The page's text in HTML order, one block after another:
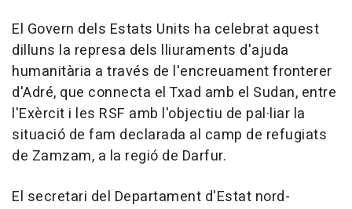
El Govern dels Estats Units ha celebrat aquest
dilluns la represa dels lliuraments d'ajuda
humanitària a través de l'encreuament fronterer
d'Adré, que connecta el Txad amb el Sudan, entre
l'Exèrcit i les RSF amb l'objectiu de pal·liar la
situació de fam declarada al camp de refugiats
de Zamzam, a la regió de Darfur.
El secretari del Departament d'Estat nord-